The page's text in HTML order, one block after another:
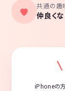
共通の趣
仲良く
iPhoneの